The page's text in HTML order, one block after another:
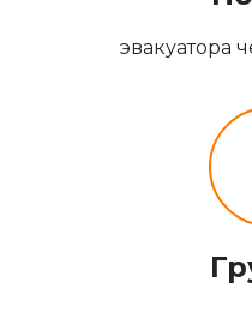
эвакуатора